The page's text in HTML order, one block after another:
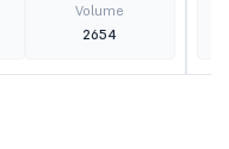
Volume
2654